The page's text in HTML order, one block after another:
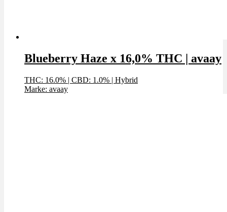
Blueberry Haze x 16,0% THC | avaay
THC: 16.0% | CBD: 1.0% | Hybrid
Marke: avaay